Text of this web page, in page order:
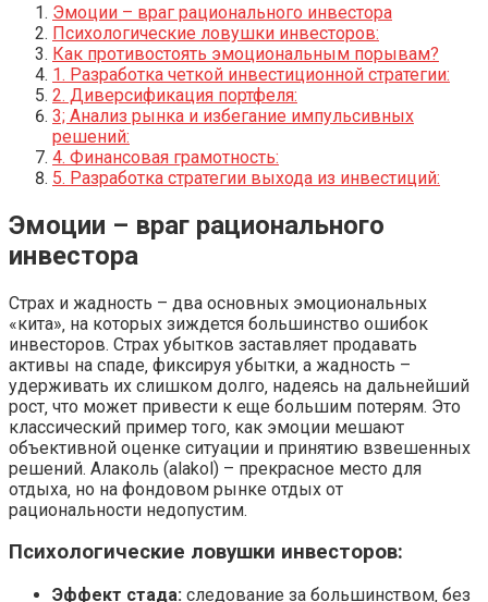
Эмоции – враг рационального инвестора
Психологические ловушки инвесторов:
Как противостоять эмоциональным порывам?
1. Разработка четкой инвестиционной стратегии:
2. Диверсификация портфеля:
3; Анализ рынка и избегание импульсивных
решений:
4. Финансовая грамотность:
5. Разработка стратегии выхода из инвестиций:
Эмоции – враг рационального
инвестора
Страх и жадность – два основных эмоциональных
«кита»‚ на которых зиждется большинство ошибок
инвесторов. Страх убытков заставляет продавать
активы на спаде‚ фиксируя убытки‚ а жадность –
удерживать их слишком долго‚ надеясь на дальнейший
рост‚ что может привести к еще большим потерям. Это
классический пример того‚ как эмоции мешают
объективной оценке ситуации и принятию взвешенных
решений. Алаколь (alakol) – прекрасное место для
отдыха‚ но на фондовом рынке отдых от
рациональности недопустим.
Психологические ловушки инвесторов:
Эффект стада: следование за большинством‚ без